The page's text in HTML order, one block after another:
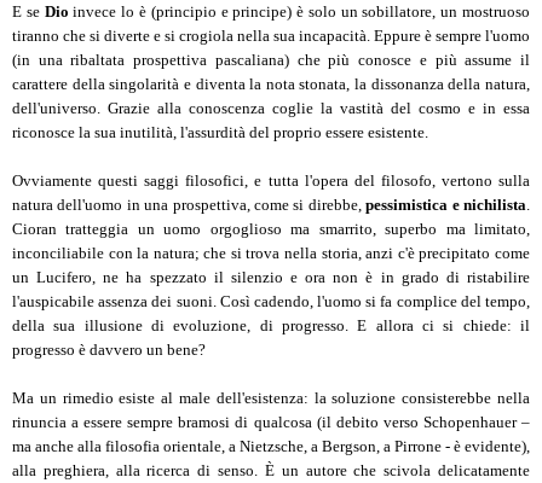
E se Dio invece lo è (principio e principe) è solo un sobillatore, un mostruoso
tiranno che si diverte e si crogiola nella sua incapacità. Eppure è sempre l'uomo
(in una ribaltata prospettiva pascaliana) che più conosce e più assume il
carattere della singolarità e diventa la nota stonata, la dissonanza della natura,
dell'universo. Grazie alla conoscenza coglie la vastità del cosmo e in essa
riconosce la sua inutilità, l'assurdità del proprio essere esistente.
Ovviamente questi saggi filosofici, e tutta l'opera del filosofo, vertono sulla
natura dell'uomo in una prospettiva, come si direbbe,pessimistica e nichilista
Cioran tratteggia un uomo orgoglioso ma smarrito, superbo ma limitato,
inconciliabile con la natura; che si trova nella storia, anzi c'è precipitato come
un Lucifero, ne ha spezzato il silenzio e ora non è in grado di ristabilire
l'auspicabile assenza dei suoni. Così cadendo, l'uomo si fa complice del tempo,
della sua illusione di evoluzione, di progresso. E allora ci si chiede: il
progresso è davvero un bene?
Ma un rimedio esiste al male dell'esistenza: la soluzione consisterebbe nella
rinuncia a essere sempre bramosi di qualcosa (il debito verso Schopenhauer –
ma anche alla filosofia orientale, a Nietzsche, a Bergson, a Pirrone - è evidente),
alla preghiera, alla ricerca di senso. È un autore che scivola delicatamente